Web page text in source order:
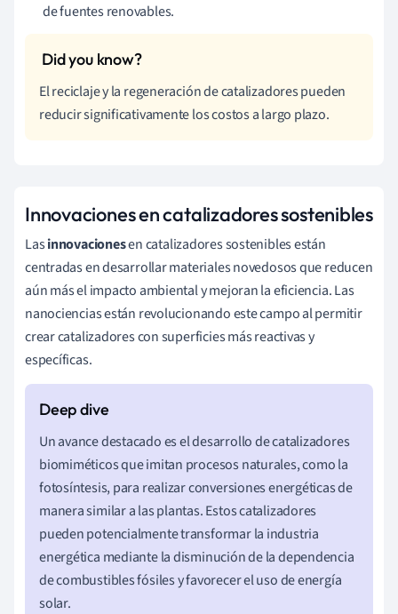
de fuentes renovables.
El reciclaje y la regeneración de catalizadores pueden
reducir significativamente los costos a largo plazo.
Innovaciones en catalizadores sostenibles
Lasinnovacionesen catalizadores sostenibles están
centradas en desarrollar materiales novedosos que reducen
aún más el impacto ambiental y mejoran la eficiencia. Las
nanociencias están revolucionando este campo al permitir
crear catalizadores con superficies más reactivas y
específicas.
Un avance destacado es el desarrollo de catalizadores
biomiméticos que imitan procesos naturales, como la
fotosíntesis, para realizar conversiones energéticas de
manera similar a las plantas. Estos catalizadores
pueden potencialmente transformar la industria
energética mediante la disminución de la dependencia
de combustibles fósiles y favorecer el uso de energía
solar.